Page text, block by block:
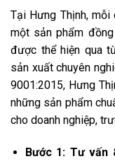
Tại Hưng Thịnh,
một sản phẩm
được thể hiện qua
sản xuất chuyên
9001:2015, Hưng
những sản phẩm
cho doanh nghiệp,
Bước 1: Tư vấn